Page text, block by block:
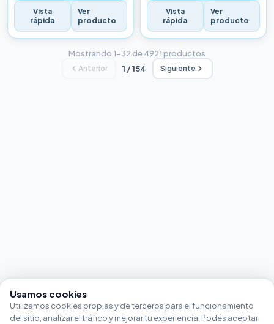
Vista
rápida
Ver
producto
Vista
rápida
Ver
producto
Mostrando 1–32 de 4921 productos
Anterior 1 / 154 Siguiente
Usamos cookies
Utilizamos cookies propias y de terceros para el funcionamiento
del sitio, analizar el tráfico y mejorar tu experiencia. Podés aceptar